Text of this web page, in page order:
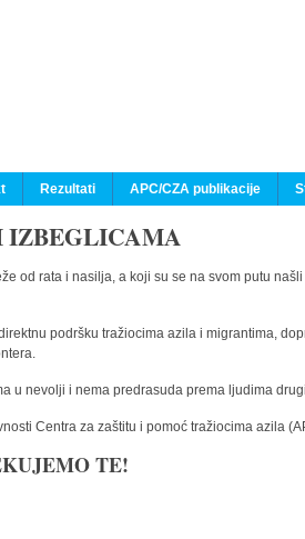
Rezultati APC/CZA publikacije
IZBEGLICAMA
od rata i nasilja, a koji su se na svom putu
podršku tražiocima azila i migrantima,
u nevolji i nema predrasuda prema ljudima
Centra za zaštitu i pomoć tražiocima azila
TE!